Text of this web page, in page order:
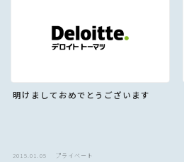
明けましておめでとうございます
2015.01.05 プライベート